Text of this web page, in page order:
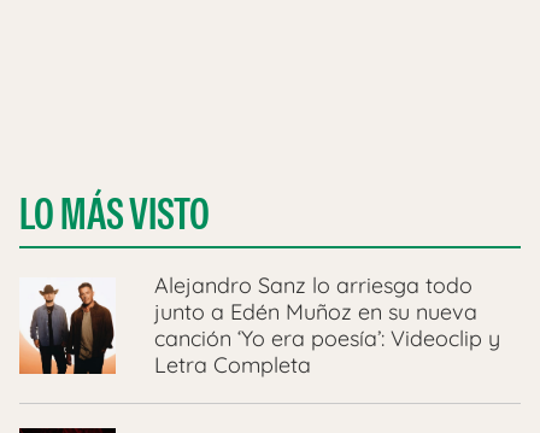
LO MÁS VISTO
Alejandro Sanz lo arriesga todo
junto a Edén Muñoz en su nueva
canción ‘Yo era poesía’: Videoclip y
Letra Completa